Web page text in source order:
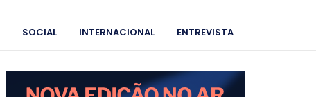
SOCIAL INTERNACIONAL ENTREVISTA